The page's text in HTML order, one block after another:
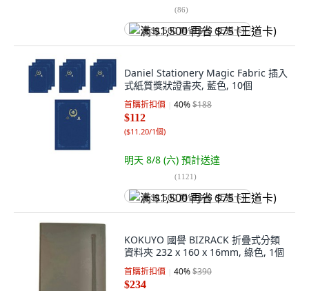
(86)
满 $1,500 再省 $75 (王道卡)
Daniel Stationery Magic Fabric 插入
式紙質獎狀證書夾, 藍色, 10個
首購折扣價 40%$188
$112
($11.20/1個)
明天 8/8 (六) 預計送達
(1121)
满 $1,500 再省 $75 (王道卡)
KOKUYO 國譽 BIZRACK 折疊式分類
資料夾 232 x 160 x 16mm, 綠色, 1個
首購折扣價 40%$390
$234